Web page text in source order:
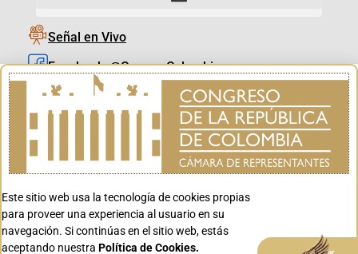
Señal en Vivo
Facebook_@CamaraColombia
Instagram_@CamaraColombia
X_@CamaraColombia
Youtube_@CamaraColombia
Youtube_@CanalCongreso
Este sitio web usa la tecnología de cookies propias
para proveer una experiencia al usuario en su
navegación. Si continúas en el sitio web, estás
aceptando nuestra Política de Cookies. Aceptar